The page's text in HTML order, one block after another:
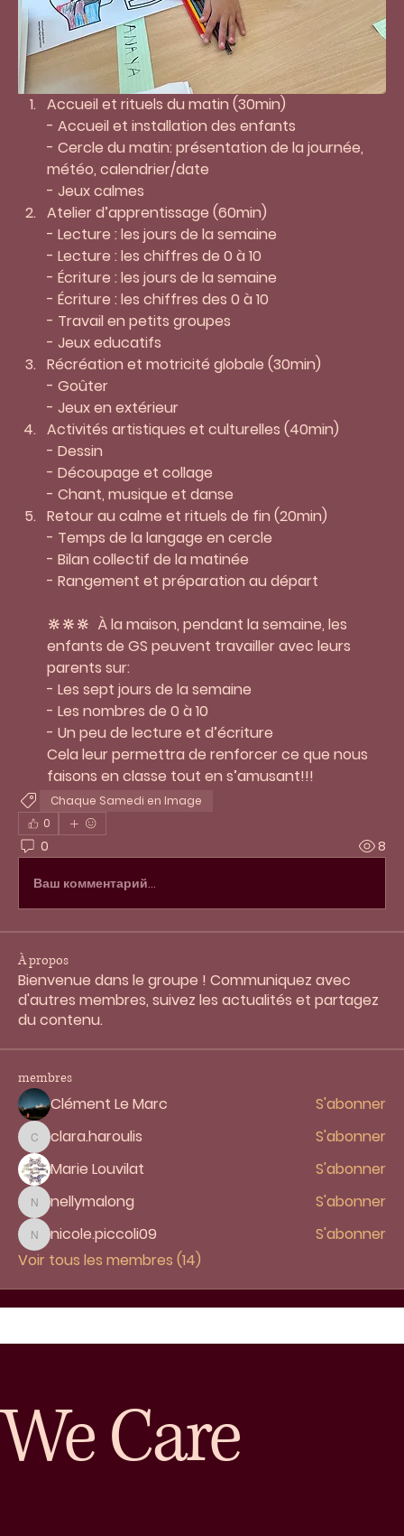
Accueil et rituels du matin (30min)
- Accueil et installation des enfants
- Cercle du matin: présentation de la journée,
météo, calendrier/date
- Jeux calmes
Atelier d’apprentissage (60min)
- Lecture : les jours de la semaine
- Lecture : les chiffres de 0 à 10
- Écriture : les jours de la semaine
- Écriture : les chiffres des 0 à 10
- Travail en petits groupes
- Jeux educatifs
Récréation et motricité globale (30min)
- Goûter
- Jeux en extérieur
Activités artistiques et culturelles (40min)
- Dessin
- Découpage et collage
- Chant, musique et danse
Retour au calme et rituels de fin (20min)
- Temps de la langage en cercle
- Bilan collectif de la matinée
- Rangement et préparation au départ
🔆🔆🔆  À la maison, pendant la semaine, les
enfants de GS peuvent travailler avec leurs
parents sur:
- Les sept jours de la semaine
- Les nombres de 0 à 10
- Un peu de lecture et d’écriture
Cela leur permettra de renforcer ce que nous
faisons en classe tout en s’amusant!!!
Chaque Samedi en Image
0
0 8
Ваш комментарий...
À propos
Bienvenue dans le groupe ! Communiquez avec
d'autres membres, suivez les actualités et partagez
du contenu.
membres
Clément Le Marc S'abonner
clara.haroulis
clara.haroulis
S'abonner
Marie Louvilat
S'abonner
nellymalong
nellymalong S'abonner
nicole.piccoli09
nicole.piccoli09
S'abonner
Voir tous les membres (14)
We Care